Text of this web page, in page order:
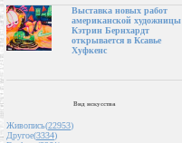
Выставка новых работ
американской художницы
Кэтрин Бернхардт
открывается в Ксавье
Хуфкенс
Вид искусства
Живопись(22953)
Другое(3334)